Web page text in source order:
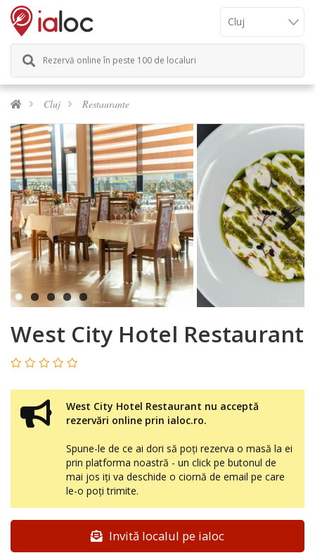
Rezervă online în peste 100 de localuri
Cluj Restaurante
Next
West City Hotel Restaurant
West City Hotel Restaurant nu acceptă
rezervări online prin ialoc.ro.
Spune-le de ce ai dori să poți rezerva o masă la ei
prin platforma noastră - un click pe butonul de
mai jos iți va deschide o ciornă de email pe care
le-o poți trimite.
Invită localul pe ialoc